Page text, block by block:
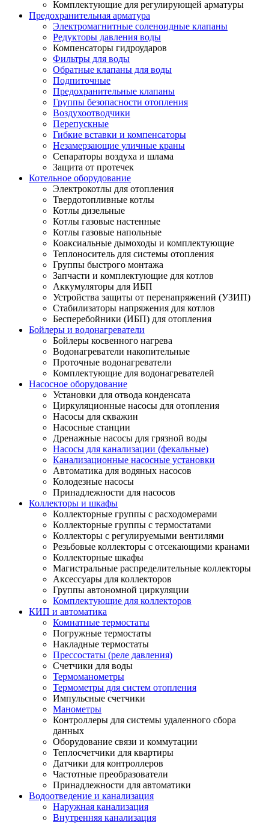
Комплектующие для регулирующей арматуры
Предохранительная арматура
Электромагнитные соленоидные клапаны
Редукторы давления воды
Компенсаторы гидроударов
Фильтры для воды
Обратные клапаны для воды
Подпиточные
Предохранительные клапаны
Группы безопасности отопления
Воздухоотводчики
Перепускные
Гибкие вставки и компенсаторы
Незамерзающие уличные краны
Сепараторы воздуха и шлама
Защита от протечек
Котельное оборудование
Электрокотлы для отопления
Твердотопливные котлы
Котлы дизельные
Котлы газовые настенные
Котлы газовые напольные
Коаксиальные дымоходы и комплектующие
Теплоноситель для системы отопления
Группы быстрого монтажа
Запчасти и комплектующие для котлов
Аккумуляторы для ИБП
Устройства защиты от перенапряжений (УЗИП)
Стабилизаторы напряжения для котлов
Бесперебойники (ИБП) для отопления
Бойлеры и водонагреватели
Бойлеры косвенного нагрева
Водонагреватели накопительные
Проточные водонагреватели
Комплектующие для водонагревателей
Насосное оборудование
Установки для отвода конденсата
Циркуляционные насосы для отопления
Насосы для скважин
Насосные станции
Дренажные насосы для грязной воды
Насосы для канализации (фекальные)
Канализационные насосные установки
Автоматика для водяных насосов
Колодезные насосы
Принадлежности для насосов
Коллекторы и шкафы
Коллекторные группы с расходомерами
Коллекторные группы с термостатами
Коллекторы с регулируемыми вентилями
Резьбовые коллекторы с отсекающими кранами
Коллекторные шкафы
Магистральные распределительные коллекторы
Аксессуары для коллекторов
Группы автономной циркуляции
Комплектующие для коллекторов
КИП и автоматика
Комнатные термостаты
Погружные термостаты
Накладные термостаты
Прессостаты (реле давления)
Счетчики для воды
Термоманометры
Термометры для систем отопления
Импульсные счетчики
Манометры
Контроллеры для системы удаленного сбора
данных
Оборудование связи и коммутации
Теплосчетчики для квартиры
Датчики для контроллеров
Частотные преобразователи
Принадлежности для автоматики
Водоотведение и канализация
Наружная канализация
Внутренняя канализация